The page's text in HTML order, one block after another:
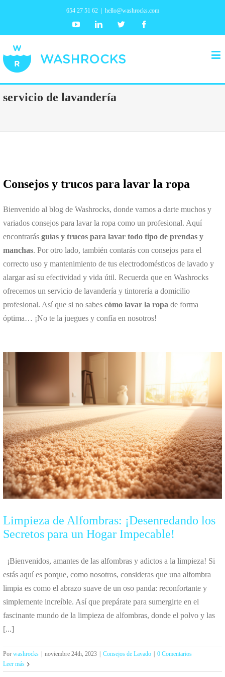
654 27 51 62 hello@washrocks.com
YoutubeLinkedin Twitter
servicio de lavandería
Consejos y trucos para lavar la ropa
Bienvenido al blog de Washrocks, donde vamos a darte muchos y
variados consejos para lavar la ropa como un profesional. Aquí
encontrarás guías y trucos para lavar todo tipo de prendas y
manchas. Por otro lado, también contarás con consejos para el
correcto uso y mantenimiento de tus electrodomésticos de lavado y
alargar así su efectividad y vida útil. Recuerda que en Washrocks
ofrecemos un servicio de lavandería y tintorería a domicilio
profesional. Así que si no sabes cómo lavar la ropa de forma
óptima… ¡No te la juegues y confía en nosotros!
Limpieza de Alfombras: ¡Desenredando los
Secretos para un Hogar Impecable!
¡Bienvenidos, amantes de las alfombras y adictos a la limpieza! Si
estás aquí es porque, como nosotros, consideras que una alfombra
limpia es como el abrazo suave de un oso panda: reconfortante y
simplemente increíble. Así que prepárate para sumergirte en el
fascinante mundo de la limpieza de alfombras, donde el polvo y las
[...]
Por washrocks noviembre 24th, 2023 Consejos de Lavado
0 Comentarios
Leer más